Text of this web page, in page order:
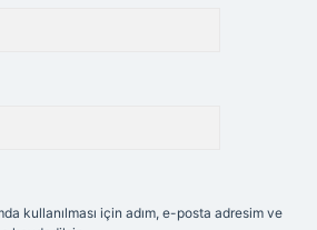
kullanılması için adım, e-posta adresim ve